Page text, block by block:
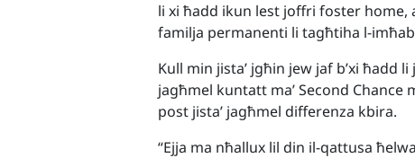
li xi ħadd ikun lest joffri foster
familja permanenti li tagħtiha l-
Kull min jista’ jgħin jew jaf b’xi ħadd
jagħmel kuntatt ma’ Second
post jista’ jagħmel differenza kbira.
“Ejja ma nħallux lil din il-qattusa